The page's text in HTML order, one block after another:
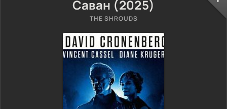
Саван (2025)
THE SHROUDS